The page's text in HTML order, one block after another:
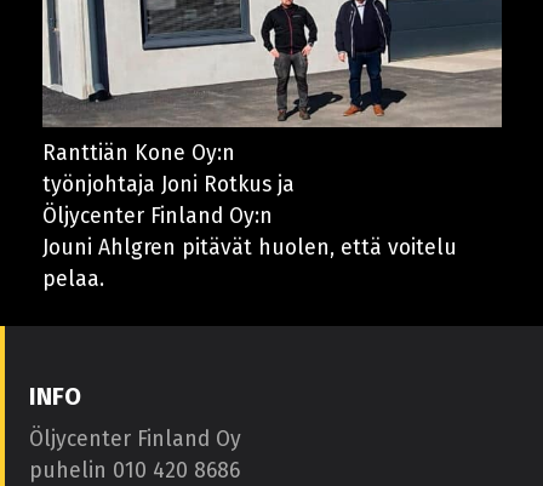
Ranttiän Kone Oy:n
työnjohtaja Joni Rotkus ja
Öljycenter Finland Oy:n
Jouni Ahlgren pitävät huolen, että voitelu
pelaa.
INFO
Öljycenter Finland Oy
puhelin 010 420 8686